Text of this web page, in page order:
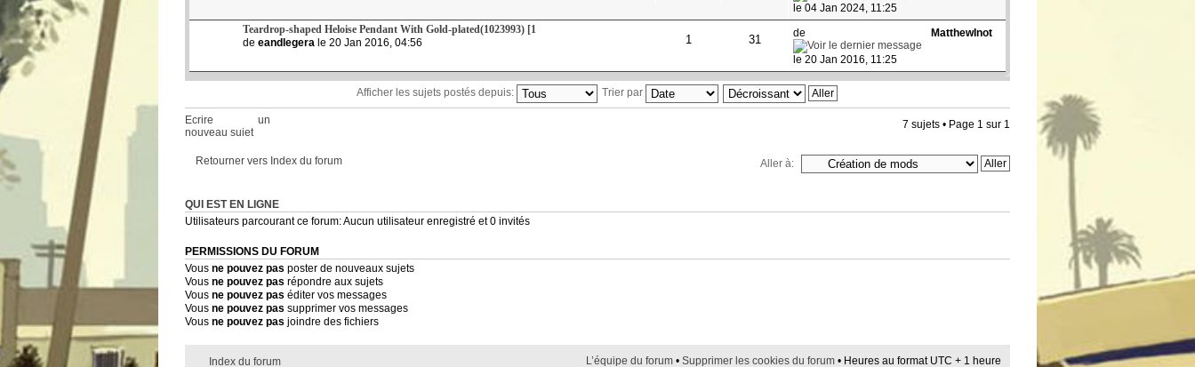
le 04 Jan 2024, 11:25
Teardrop-shaped Heloise Pendant With Gold-plated(1023993) [1
de eandlegera le 20 Jan 2016, 04:56 1 31 deMatthewInot
le 20 Jan 2016, 11:25
Afficher les sujets postés depuis: Trier par
Ecrire un
nouveau sujet
7 sujets • Page 1 sur 1
Retourner vers Index du forum Aller à:
QUI EST EN LIGNE
Utilisateurs parcourant ce forum: Aucun utilisateur enregistré et 0 invités
PERMISSIONS DU FORUM
Vous ne pouvez pas poster de nouveaux sujets
Vous ne pouvez pas répondre aux sujets
Vous ne pouvez pas éditer vos messages
Vous ne pouvez pas supprimer vos messages
Vous ne pouvez pas joindre des fichiers
Index du forum L’équipe du forum • Supprimer les cookies du forum • Heures au format UTC + 1 heure